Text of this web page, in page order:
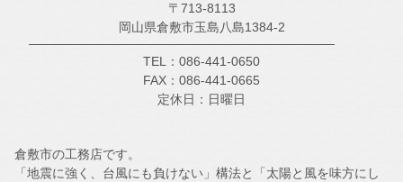
〒713-8113
岡山県倉敷市玉島八島1384-2
TEL：086-441-0650
FAX：086-441-0665
定休日：日曜日
倉敷市の工務店です。
「地震に強く、台風にも負けない」構法と「太陽と風を味方にし